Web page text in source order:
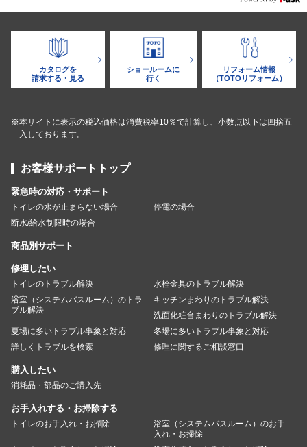
カタログを
請求する・見る
ショールームに
行く
リフォーム情報
（TOTOリフォーム）
※本サイトに表示の税込価格は消費税率10％で計算し、小数点以下は四捨五
入しております。
お客様サポートトップ
緊急時の対応・サポート
トイレの水が止まらない場合
停電の場合
断水/給水制限時の場合
商品別サポート
修理したい
トイレのトラブル解決
水栓金具のトラブル解決
浴室（システムバスルーム）のトラ
ブル解決
キッチンまわりのトラブル解決
洗面化粧台まわりのトラブル解決
夏場に多いトラブル事象と対応
冬場に多いトラブル事象と対応
詳しくトラブルを検索
修理に関するご相談窓口
購入したい
消耗品・部品のご購入先
お手入れする・お掃除する
トイレのお手入れ・お掃除
浴室（システムバスルーム）のお手
入れ・お掃除